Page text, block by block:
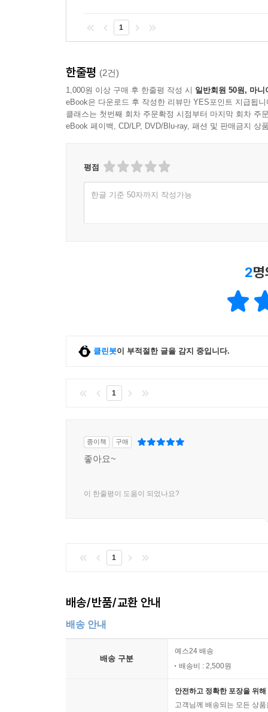
1
한줄평 (2건)
1,000원 이상 구매 후 한줄평 작성 시 일반회원 50원, 마니
eBook은 다운로드 후 작성한 리뷰만 YES포인트 지급됩니
클래스는 첫번째 회차 주문확정 시점부터 마지막 회차 주
eBook 페이백, CD/LP, DVD/Blu-ray, 패션 및 판매금지 상
평점
한글 기준 50자까지 작성가능
2
클린봇이 부적절한 글을 감지 중입니다.
1
종이책 구매
좋아요~
이 한줄평이 도움이 되었나요?
1
배송/반품/교환 안내
배송 안내
배송 구분
예스24 배송
배송비 : 2,500원
안전하고 정확한 포장을 위
고객님께 배송되는 모든 상